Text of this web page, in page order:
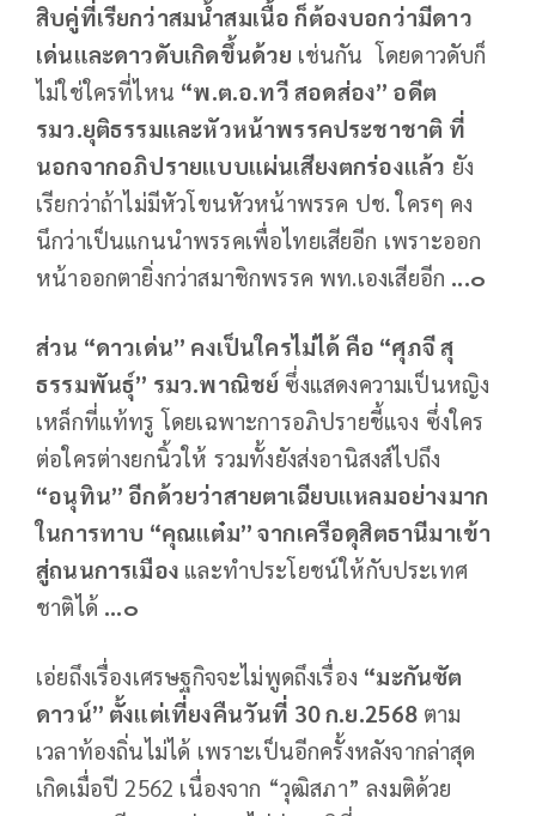
สิบคู่ที่เรียกว่าสมน้ำสมเนื้อ ก็ต้องบอกว่ามีดาว
เด่นและดาวดับเกิดขึ้นด้วย เช่นกัน โดยดาวดับก็
ไม่ใช่ใครที่ไหน “พ.ต.อ.ทวี สอดส่อง” อดีต
รมว.ยุติธรรมและหัวหน้าพรรคประชาชาติ ที่
นอกจากอภิปรายแบบแผ่นเสียงตกร่องแล้ว ยัง
เรียกว่าถ้าไม่มีหัวโขนหัวหน้าพรรค ปช. ใครๆ คง
นึกว่าเป็นแกนนำพรรคเพื่อไทยเสียอีก เพราะออก
หน้าออกตายิ่งกว่าสมาชิกพรรค พท.เองเสียอีก ...๐
ส่วน “ดาวเด่น” คงเป็นใครไม่ได้ คือ “ศุภจี สุ
ธรรมพันธุ์” รมว.พาณิชย์ ซึ่งแสดงความเป็นหญิง
เหล็กที่แท้ทรู โดยเฉพาะการอภิปรายชี้แจง ซึ่งใคร
ต่อใครต่างยกนิ้วให้ รวมทั้งยังส่งอานิสงส์ไปถึง
“อนุทิน” อีกด้วยว่าสายตาเฉียบแหลมอย่างมาก
ในการทาบ “คุณแต๋ม” จากเครือดุสิตธานีมาเข้า
สู่ถนนการเมือง และทำประโยชน์ให้กับประเทศ
ชาติได้ ...๐
เอ่ยถึงเรื่องเศรษฐกิจจะไม่พูดถึงเรื่อง “มะกันซัต
ดาวน์” ตั้งแต่เที่ยงคืนวันที่ 30 ก.ย.2568 ตาม
เวลาท้องถิ่นไม่ได้ เพราะเป็นอีกครั้งหลังจากล่าสุด
เกิดเมื่อปี 2562 เนื่องจาก “วุฒิสภา” ลงมติด้วย